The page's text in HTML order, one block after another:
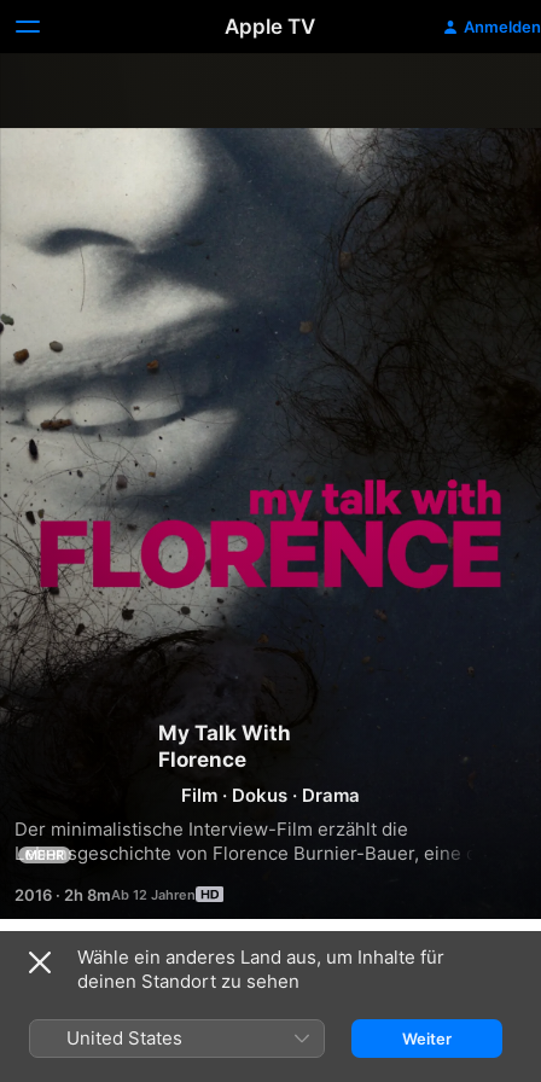
Apple TV Anmelden
My Talk With
Florence
Film · Dokus · Drama
Der minimalistische Interview-Film erzählt die
Lebensgeschichte von Florence Burnier-Bauer, eine der
ungeschnittenem Filmmaterial besteht aus zwei Tapes (im
ersten geht es um ihre Jugend und ihr Leben allgemein, im
zweiten um ihre Zeit in der Kommune von Otto Mühl), die
von kurzen Zwischensequenzen mit Fotos und Zitaten
Filmemacher und Protagonistin schwankt zwischen der
Suche nach Informationen, Schutz und Solidarität,
MEHR
2016 · 2h 8m
Trailer
Wähle ein anderes Land aus, um Inhalte für
deinen Standort zu sehen
United States Weiter